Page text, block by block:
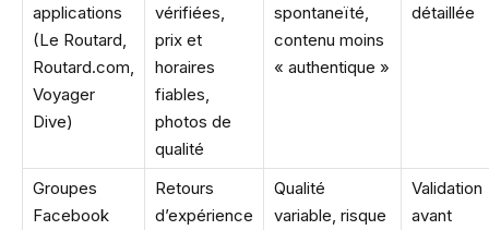
applications
(Le Routard,
Routard.com,
Voyager
Dive)
vérifiées,
prix et
horaires
fiables,
photos de
qualité
spontaneïté,
contenu moins
« authentique »
détaillée
Groupes
Facebook
Retours
d’expérience
Qualité
variable, risque
Validation
avant